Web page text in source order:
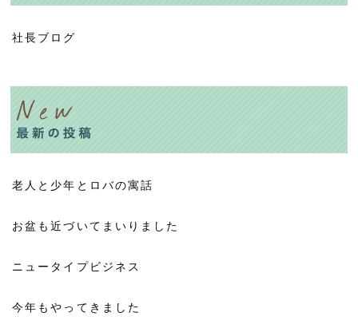
社長ブログ
老人と少年とロバの寓話
お盆も近づいてまいりました
ニュータイプビジネス
今年もやってきました